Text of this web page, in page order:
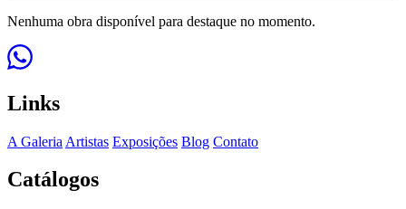
Nenhuma obra disponível para destaque no momento.
Links
A Galeria Artistas Exposições Blog Contato
Catálogos